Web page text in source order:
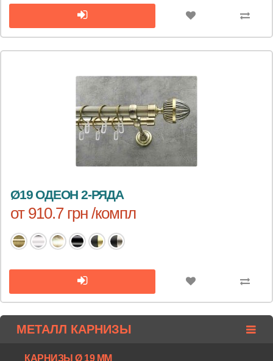
Ø19 ОДЕОН 2-РЯДА
от 910.7 грн /компл
МЕТАЛЛ КАРНИЗЫ
КАРНИЗЫ Ø 19 ММ